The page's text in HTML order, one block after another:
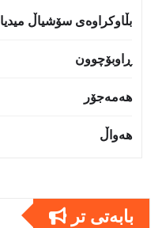
بڵاوکراوەی سۆشیاڵ میدیا
ڕاوبۆچوون
هەمەجۆر
هەواڵ
بابەتى تر